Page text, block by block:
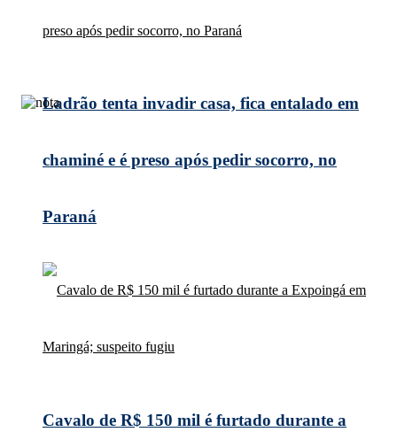
Ladrão tenta invadir casa, fica entalado em
chaminé e é preso após pedir socorro, no
Paraná
Cavalo de R$ 150 mil é furtado durante a